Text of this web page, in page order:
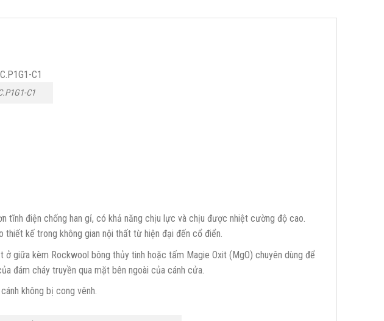
C1
điện chống han gỉ, có khả năng chịu lực và chịu được nhiệt cường độ cao.
kế trong không gian nội thất từ hiện đại đến cổ điển.
giữa kèm Rockwool bông thủy tinh hoặc tấm Magie Oxit (MgO) chuyên dùng để
đám cháy truyền qua mặt bên ngoài của cánh cửa.
không bị cong vênh.